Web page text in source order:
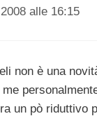
alle 16:15
non è una
un pò riduttivo